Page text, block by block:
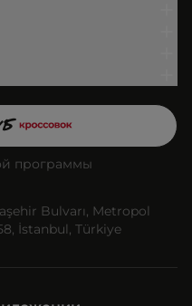
программы
Bulvarı, Metropol
İstanbul, Türkiye